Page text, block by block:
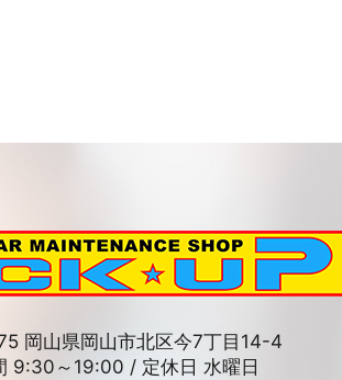
岡山県岡山市北区今7丁目14-4
9:30～19:00 / 定休日 水曜日